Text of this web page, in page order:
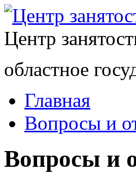
Центр
областное
Главная
Вопросы и
Вопросы и